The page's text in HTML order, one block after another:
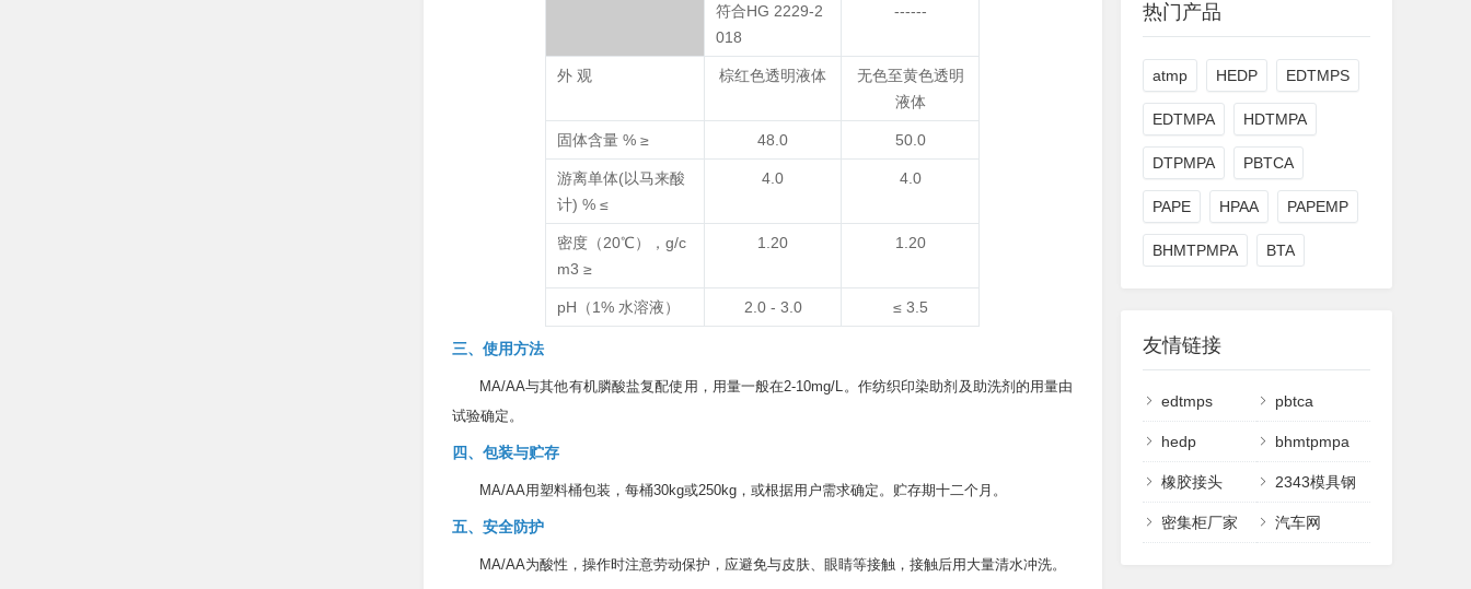
符合HG 2229-2
018
------
外 观 棕红色透明液体
无色至黄色透明
液体
固体含量 % ≥ 48.0 50.0
游离单体(以马来酸
计) % ≤
4.0 4.0
密度（20℃），g/c
m3 ≥
1.20 1.20
pH（1% 水溶液） 2.0 - 3.0 ≤ 3.5
三、使用方法
MA/AA与其他有机膦酸盐复配使用，用量一般在2-10mg/L。作纺织印染助剂及助洗剂的用量由
试验确定。
四、包装与贮存
MA/AA用塑料桶包装，每桶30kg或250kg，或根据用户需求确定。贮存期十二个月。
五、安全防护
MA/AA为酸性，操作时注意劳动保护，应避免与皮肤、眼睛等接触，接触后用大量清水冲洗。
热门产品
atmp HEDP EDTMPS
EDTMPA HDTMPA
DTPMPA PBTCA
PAPE HPAA PAPEMP
BHMTPMPA BTA
友情链接
edtmps pbtca
hedp bhmtpmpa
橡胶接头 2343模具钢
密集柜厂家 汽车网